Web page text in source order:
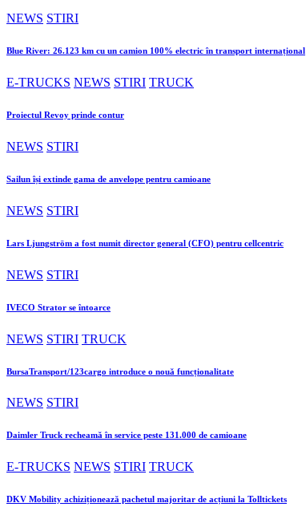
NEWS STIRI
Blue River: 26.123 km cu un camion 100% electric în transport internațional
E-TRUCKS NEWS STIRI TRUCK
Proiectul Revoy prinde contur
NEWS STIRI
Sailun își extinde gama de anvelope pentru camioane
NEWS STIRI
Lars Ljungström a fost numit director general (CFO) pentru cellcentric
NEWS STIRI
IVECO Strator se întoarce
NEWS STIRI TRUCK
BursaTransport/123cargo introduce o nouă funcționalitate
NEWS STIRI
Daimler Truck recheamă în service peste 131.000 de camioane
E-TRUCKS NEWS STIRI TRUCK
DKV Mobility achiziționează pachetul majoritar de acțiuni la Tolltickets